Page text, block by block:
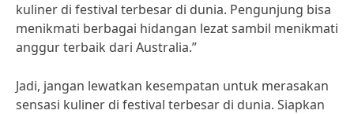
kuliner di festival terbesar di dunia. Pengunjung bisa
menikmati berbagai hidangan lezat sambil menikmati
anggur terbaik dari Australia.”
Jadi, jangan lewatkan kesempatan untuk merasakan
sensasi kuliner di festival terbesar di dunia. Siapkan